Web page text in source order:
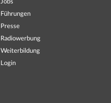
Jobs
Führungen
Presse
Radiowerbung
Weiterbildung
Login